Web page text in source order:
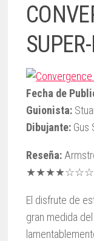
Fecha de
Guionista:
Dibujante: Gus
Reseña:
El disfrute de
gran medida